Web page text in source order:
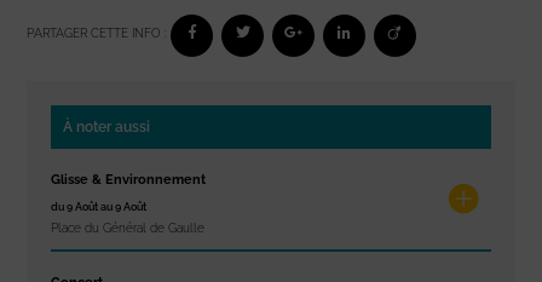
PARTAGER CETTE INFO :
À noter aussi
Glisse & Environnement
du 9 Août au 9 Août
Place du Général de Gaulle